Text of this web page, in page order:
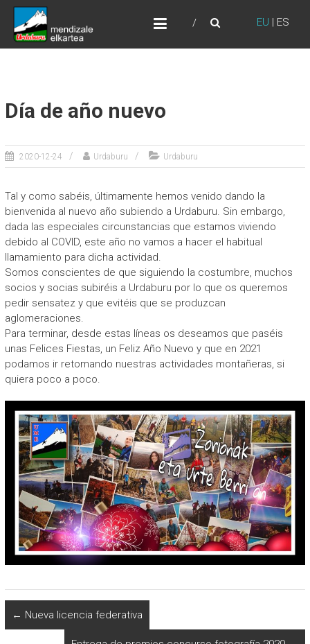
Skip
content
EU | ES
URDABURU
Grupo de Montaña
Día de año nuevo
2020-12-24 Urdaburu Urdaburu
Tal y como sabéis, últimamente hemos venido dando la
bienvenida al nuevo año subiendo a Urdaburu. Sin embargo,
dada las especiales circunstancias que estamos viviendo
debido al COVID, este año no vamos a hacer el habitual
llamamiento para dicha actividad.
Somos conscientes de que siguiendo la costumbre, muchos
socios y socias subiréis a Urdaburu por lo que os queremos
pedir sensatez y que evitéis que se produzcan
aglomeraciones.
Para terminar, desde estas líneas os deseamos que paséis
unas Felices Fiestas, un Feliz Año Nuevo y que en 2021
podamos ir retomando nuestras actividades montañeras, si
quiera poco a poco.
← Nueva licencia federativa